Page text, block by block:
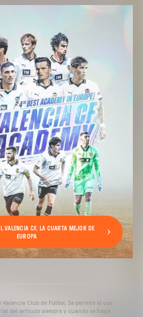
VALENCIA CF, LA CUARTA MEJOR DE
EUROPA
Valencia Club de Fútbol. Se permite el uso
del artículo siempre y cuando se haga